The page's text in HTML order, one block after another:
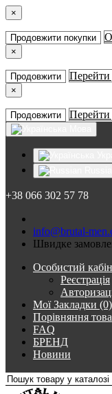
×
Продовжити покупки
×
Продовжити Перейти
×
Продовжити Перейти
+38 066 302 57 78
info@brutal-
Швидке
Особистий
Реєстрація
Мої Закладки (0)
Порівняння
FAQ
БРЕНД
Новини